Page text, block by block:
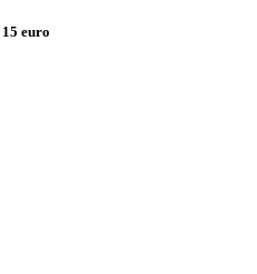
15 euro